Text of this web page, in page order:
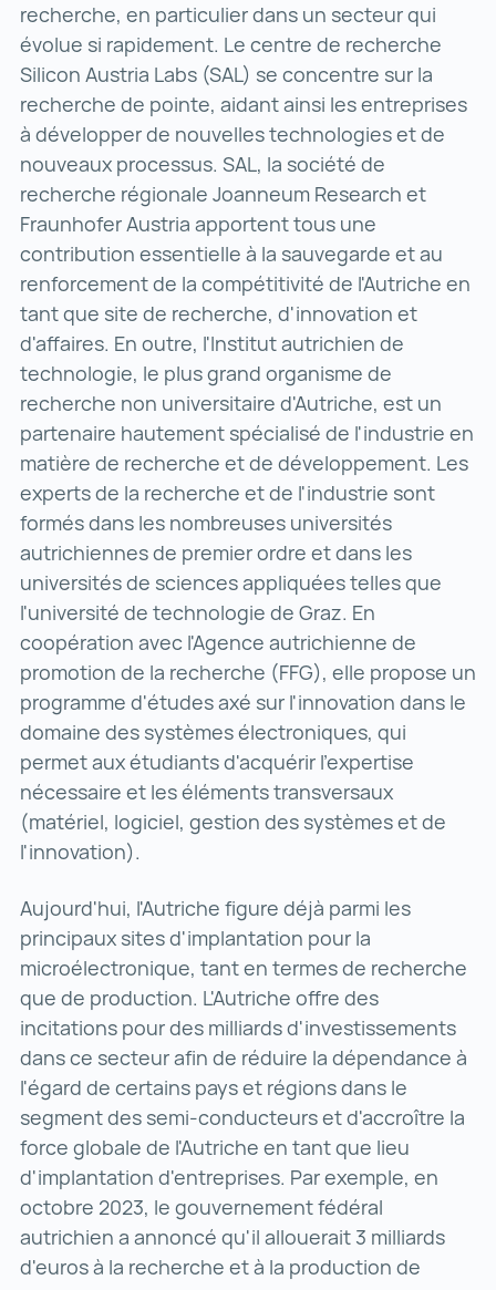
recherche, en particulier dans un secteur qui
évolue si rapidement. Le centre de recherche
Silicon Austria Labs (SAL) se concentre sur la
recherche de pointe, aidant ainsi les entreprises
à développer de nouvelles technologies et de
nouveaux processus. SAL, la société de
recherche régionale Joanneum Research et
Fraunhofer Austria apportent tous une
contribution essentielle à la sauvegarde et au
renforcement de la compétitivité de l'Autriche en
tant que site de recherche, d'innovation et
d'affaires. En outre, l'Institut autrichien de
technologie, le plus grand organisme de
recherche non universitaire d'Autriche, est un
partenaire hautement spécialisé de l'industrie en
matière de recherche et de développement. Les
experts de la recherche et de l'industrie sont
formés dans les nombreuses universités
autrichiennes de premier ordre et dans les
universités de sciences appliquées telles que
l'université de technologie de Graz. En
coopération avec l'Agence autrichienne de
promotion de la recherche (FFG), elle propose un
programme d'études axé sur l'innovation dans le
domaine des systèmes électroniques, qui
permet aux étudiants d'acquérir l'expertise
nécessaire et les éléments transversaux
(matériel, logiciel, gestion des systèmes et de
l'innovation).
Aujourd'hui, l'Autriche figure déjà parmi les
principaux sites d'implantation pour la
microélectronique, tant en termes de recherche
que de production. L'Autriche offre des
incitations pour des milliards d'investissements
dans ce secteur afin de réduire la dépendance à
l'égard de certains pays et régions dans le
segment des semi-conducteurs et d'accroître la
force globale de l'Autriche en tant que lieu
d'implantation d'entreprises. Par exemple, en
octobre 2023, le gouvernement fédéral
autrichien a annoncé qu'il allouerait 3 milliards
d'euros à la recherche et à la production de